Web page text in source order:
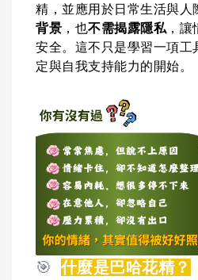
精，並應用於日常生活與人
背景 ，也不需揭露隱私 ，
安全。這不只是學習一項工
定與自我支持能力的開始。
🎯 什麼是巴哈花精？